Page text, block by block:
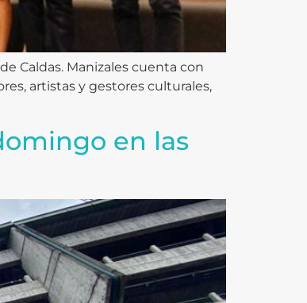
Caldas. Manizales cuenta con
artistas y gestores culturales,
en las